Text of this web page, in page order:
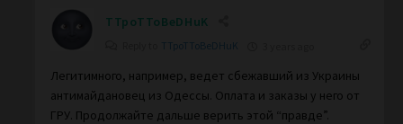
TTpoTToBeDHuK
TTpoTToBeDHuK
Легитимного, например, ведет сбежавший из Украины
антимайдановец из Одессы. Оплата и заказы у него от
ГРУ. Продолжайте дальше верить этой “правде”.